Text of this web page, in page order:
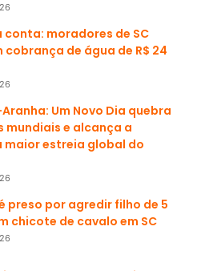
conta: moradores de SC
cobrança de água de R$ 24
Um Novo Dia quebra
mundiais e alcança a
maior estreia global do
preso por agredir filho de 5
chicote de cavalo em SC